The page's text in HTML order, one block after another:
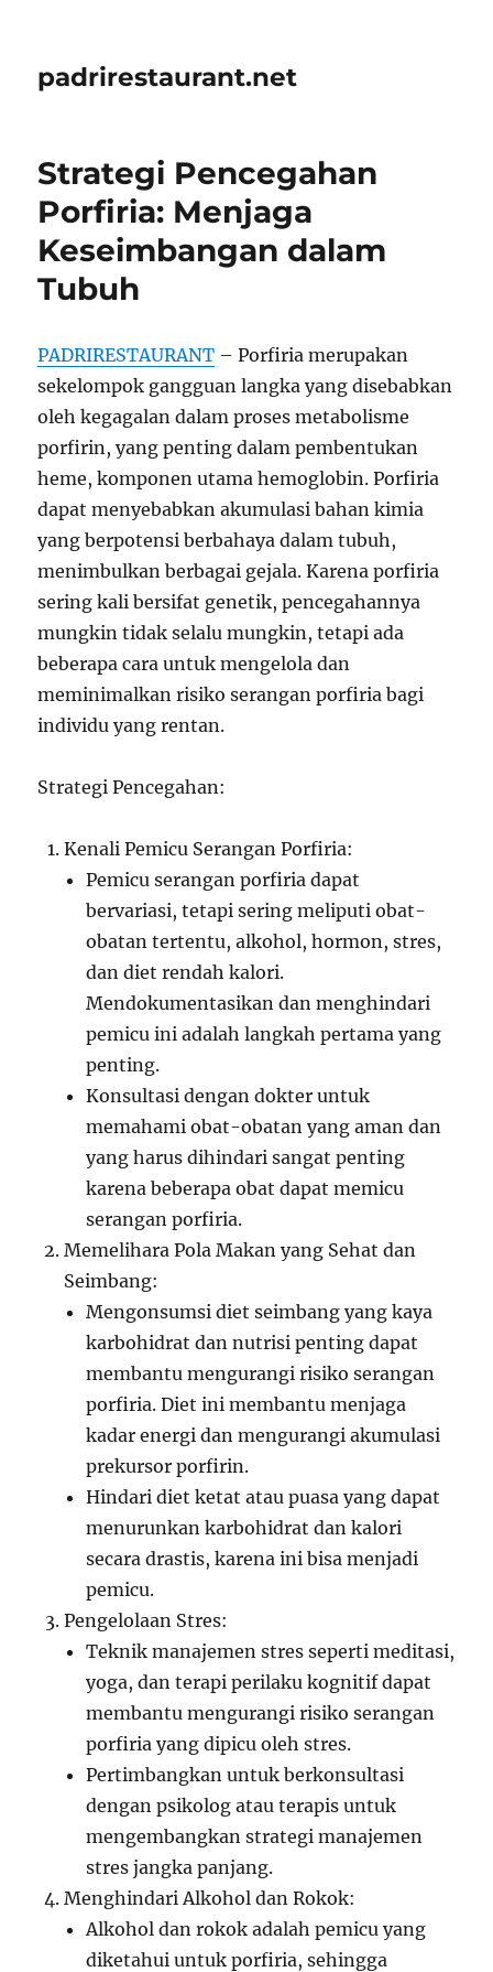
padrirestaurant.net
Strategi Pencegahan
Porfiria: Menjaga
Keseimbangan dalam
Tubuh
PADRIRESTAURANT – Porfiria merupakan
sekelompok gangguan langka yang disebabkan
oleh kegagalan dalam proses metabolisme
porfirin, yang penting dalam pembentukan
heme, komponen utama hemoglobin. Porfiria
dapat menyebabkan akumulasi bahan kimia
yang berpotensi berbahaya dalam tubuh,
menimbulkan berbagai gejala. Karena porfiria
sering kali bersifat genetik, pencegahannya
mungkin tidak selalu mungkin, tetapi ada
beberapa cara untuk mengelola dan
meminimalkan risiko serangan porfiria bagi
individu yang rentan.
Strategi Pencegahan:
Kenali Pemicu Serangan Porfiria:
Pemicu serangan porfiria dapat
bervariasi, tetapi sering meliputi obat-
obatan tertentu, alkohol, hormon, stres,
dan diet rendah kalori.
Mendokumentasikan dan menghindari
pemicu ini adalah langkah pertama yang
penting.
Konsultasi dengan dokter untuk
memahami obat-obatan yang aman dan
yang harus dihindari sangat penting
karena beberapa obat dapat memicu
serangan porfiria.
Memelihara Pola Makan yang Sehat dan
Seimbang:
Mengonsumsi diet seimbang yang kaya
karbohidrat dan nutrisi penting dapat
membantu mengurangi risiko serangan
porfiria. Diet ini membantu menjaga
kadar energi dan mengurangi akumulasi
prekursor porfirin.
Hindari diet ketat atau puasa yang dapat
menurunkan karbohidrat dan kalori
secara drastis, karena ini bisa menjadi
pemicu.
Pengelolaan Stres:
Teknik manajemen stres seperti meditasi,
yoga, dan terapi perilaku kognitif dapat
membantu mengurangi risiko serangan
porfiria yang dipicu oleh stres.
Pertimbangkan untuk berkonsultasi
dengan psikolog atau terapis untuk
mengembangkan strategi manajemen
stres jangka panjang.
Menghindari Alkohol dan Rokok:
Alkohol dan rokok adalah pemicu yang
diketahui untuk porfiria, sehingga